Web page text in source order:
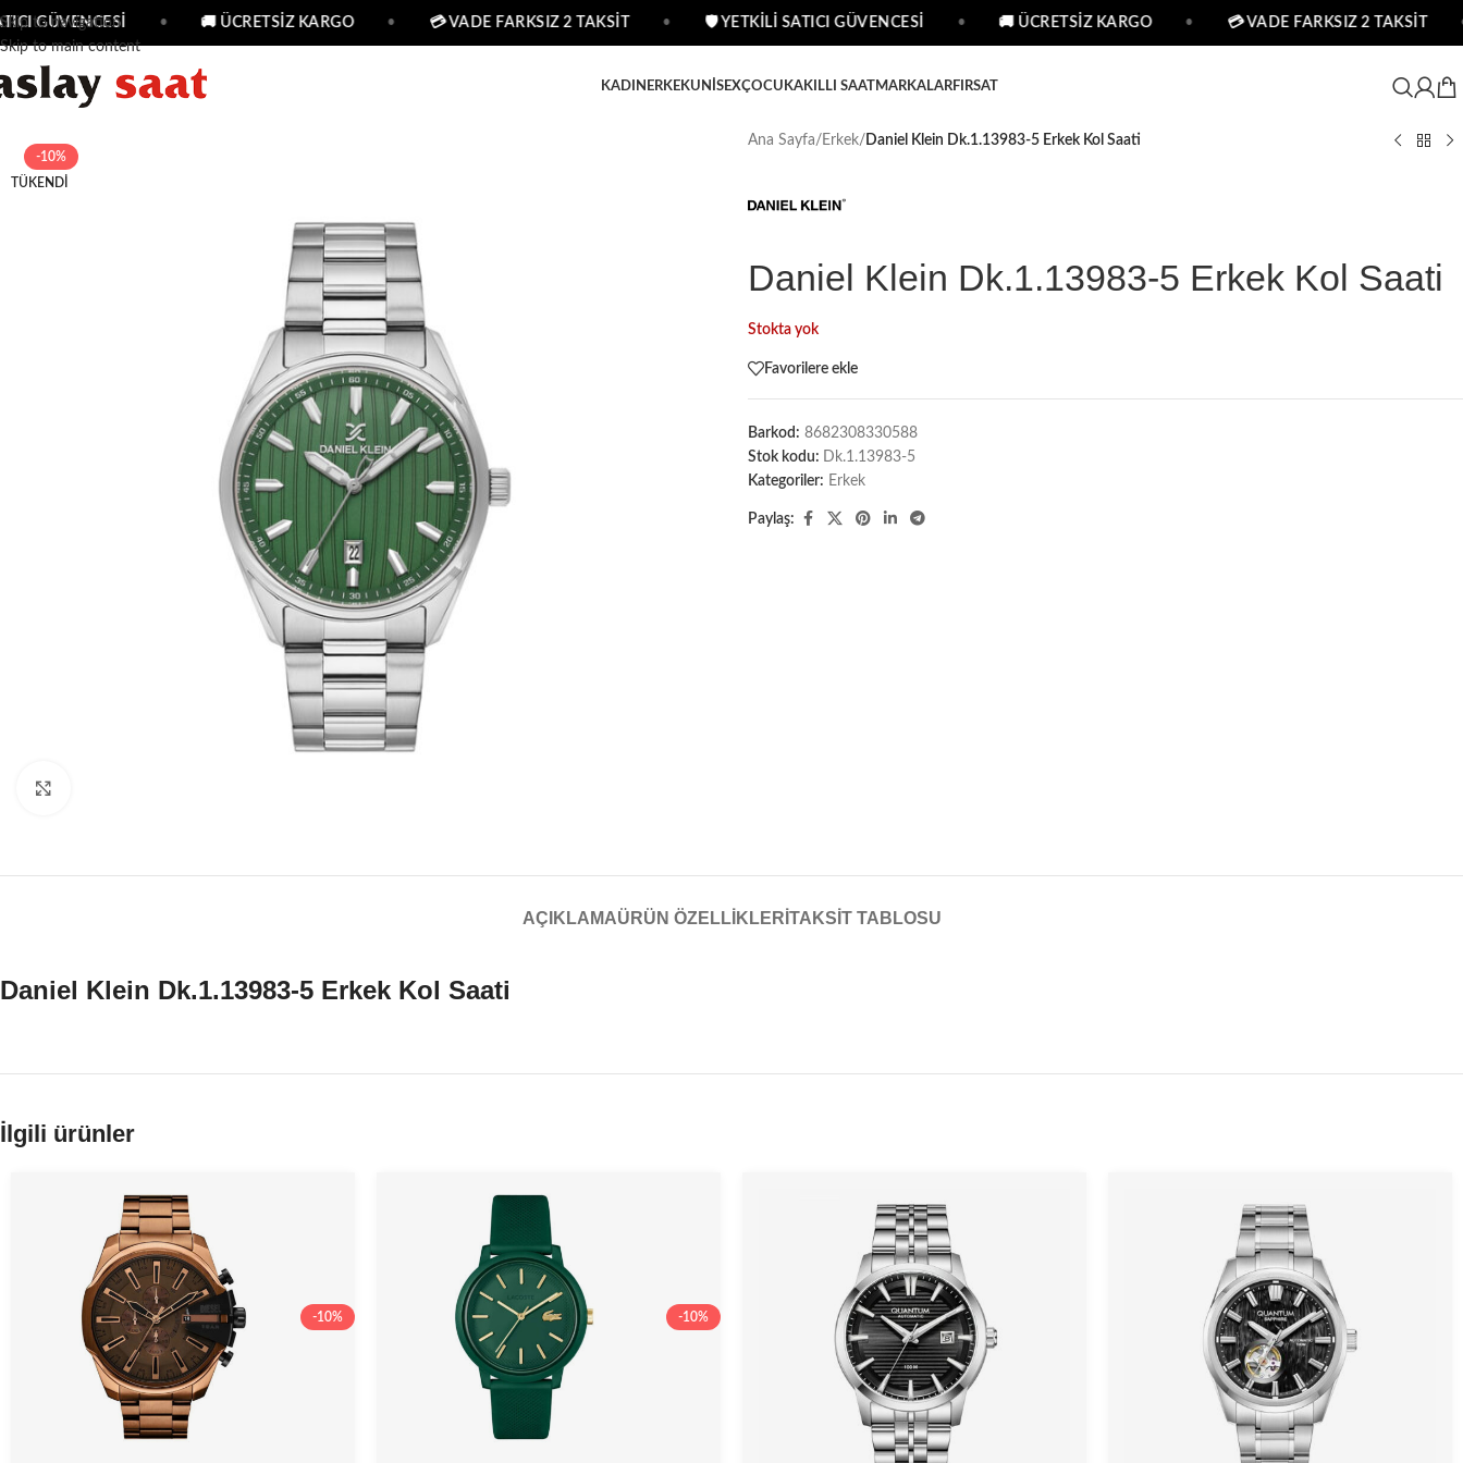
Skip to navigation
Skip to main content
GÜVENCESİ 🚚 ÜCRETSİZ KARGO 💳 VADE FARKSIZ 2 TAKSİT 🛡 YETKİLİ SATICI GÜVENCESİ 🚚 ÜCRETSİZ KARGO 💳 VADE FARKSIZ 2 TAKSİT
KADIN ERKEKUNISEXÇOCUKAKILLI SAATMARKALARFIRSAT
-10%
TÜKENDI
Ana Sayfa/ Erkek/ Daniel Klein Dk.1.13983-5 Erkek Kol Saati
Daniel Klein Dk.1.13983-5 Erkek Kol Saati
Stokta yok
Favorilere ekle
Barkod: 8682308330588
Stok kodu: Dk.1.13983-5
Kategoriler: Erkek
Paylaş:
AÇIKLAMAÜRÜN ÖZELLIKLERI TAKSIT TABLOSU
Daniel Klein Dk.1.13983-5 Erkek Kol Saati
İlgili ürünler
-10% -10%